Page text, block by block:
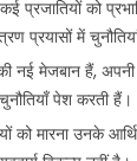
प्रजातियों को
प्रयासों में
नई मेजबान हैं,
पेश करती हैं।
को मारना उनके